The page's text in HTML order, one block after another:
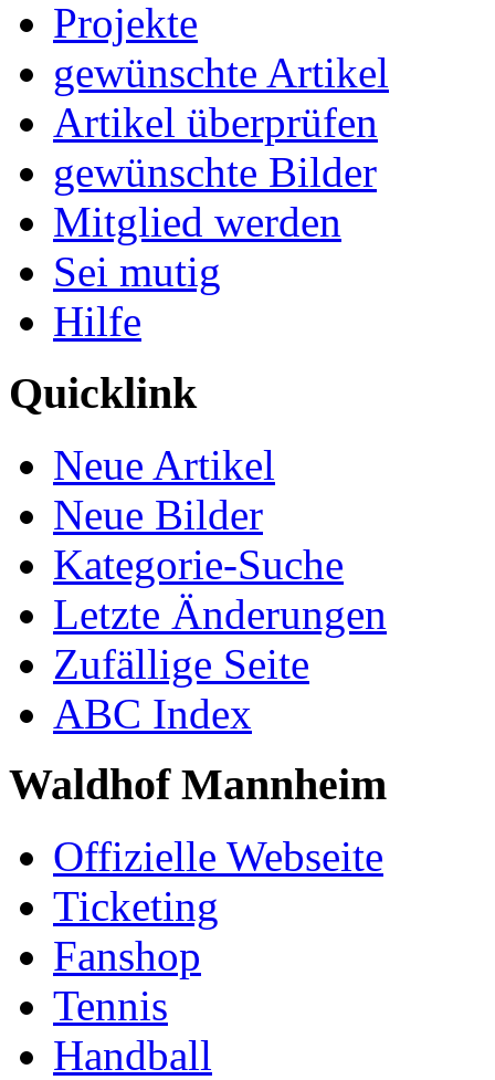
Projekte
gewünschte Artikel
Artikel überprüfen
gewünschte Bilder
Mitglied werden
Sei mutig
Hilfe
Quicklink
Neue Artikel
Neue Bilder
Kategorie-Suche
Letzte Änderungen
Zufällige Seite
ABC Index
Waldhof Mannheim
Offizielle Webseite
Ticketing
Fanshop
Tennis
Handball